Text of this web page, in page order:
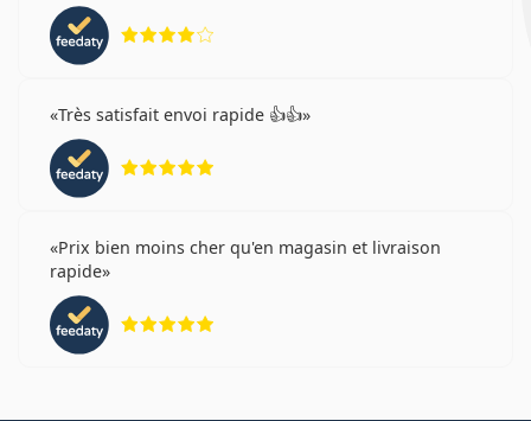
Très satisfait envoi rapide 👍👍
Prix bien moins cher qu'en magasin et livraison
rapide